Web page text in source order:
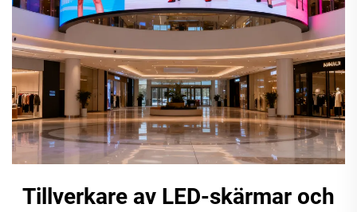
Tillverkare av LED-skärmar och